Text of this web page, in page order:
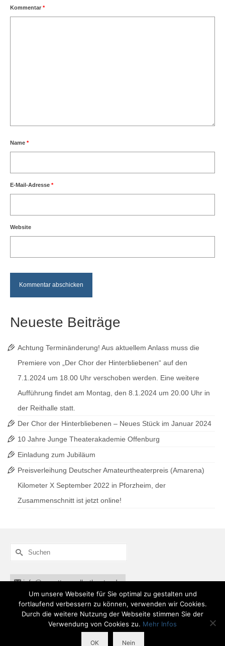
Kommentar *
Name *
E-Mail-Adresse *
Website
Neueste Beiträge
Achtung Terminänderung! Aus aktuellem Anlass muss die
Premiere von „Der Chor der Hinterbliebenen“ auf den
7.1.2024 um 18.00 Uhr verschoben werden. Eine weitere
Aufführung findet am Montag, den 8.1.2024 um 20.00 Uhr in
der Reithalle statt.
Der Chor der Hinterbliebenen – Neues Stück im Januar 2024
10 Jahre Junge Theaterakademie Offenburg
Einladung zum Jubiläum
Preisverleihung Deutscher Amateurtheaterpreis (Amarena)
Kilometer X September 2022 in Pforzheim, der
Zusammenschnitt ist jetzt online!
Suche
nach:
info@annettemuellertheater.de
Um unsere Webseite für Sie optimal zu gestalten und
fortlaufend verbessern zu können, verwenden wir Cookies.
Durch die weitere Nutzung der Webseite stimmen Sie der
Verwendung von Cookies zu. Mehr Infos
OK Nein